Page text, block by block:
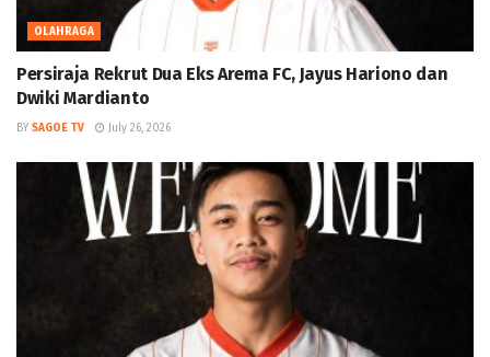
OLAHRAGA
Persiraja Rekrut Dua Eks Arema FC, Jayus Hariono dan
Dwiki Mardianto
BY SAGOE TV July 26, 2026